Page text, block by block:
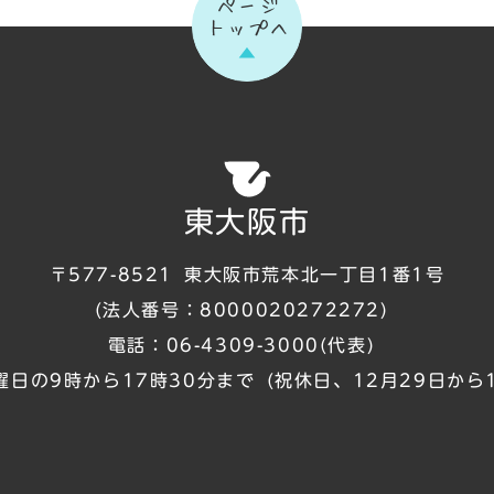
ページ
トップへ
東大阪市
〒577-8521
東大阪市荒本北一丁目1番1号
(法人番号：8000020272272)
電話： 06-4309-3000 (代表)
日の9時から17時30分まで
(祝休日、12月29日から